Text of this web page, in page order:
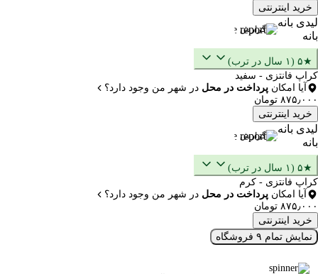
خرید اینترنتی
لیدی بانه
بانه
گزارش
★۵ (۱ سال در ترب)
کراپ فانتزی - سفید
آیا امکان پرداخت در محل در شهر من وجود دارد؟
۸۷۵٫۰۰۰ تومان
خرید اینترنتی
لیدی بانه
بانه
گزارش
★۵ (۱ سال در ترب)
کراپ فانتزی - کرم
آیا امکان پرداخت در محل در شهر من وجود دارد؟
۸۷۵٫۰۰۰ تومان
خرید اینترنتی
نمایش تمام ۹ فروشگاه